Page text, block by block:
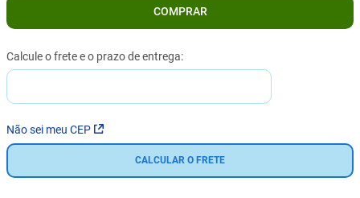
COMPRAR
Não sei meu CEP
CALCULAR O FRETE